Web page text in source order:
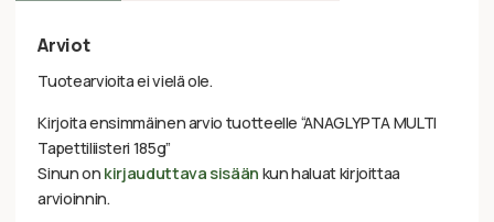
Arviot
Tuotearvioita ei vielä ole.
Kirjoita ensimmäinen arvio tuotteelle “ANAGLYPTA MULTI
Tapettiliisteri 185g”
Sinun on kirjauduttava sisään kun haluat kirjoittaa
arvioinnin.